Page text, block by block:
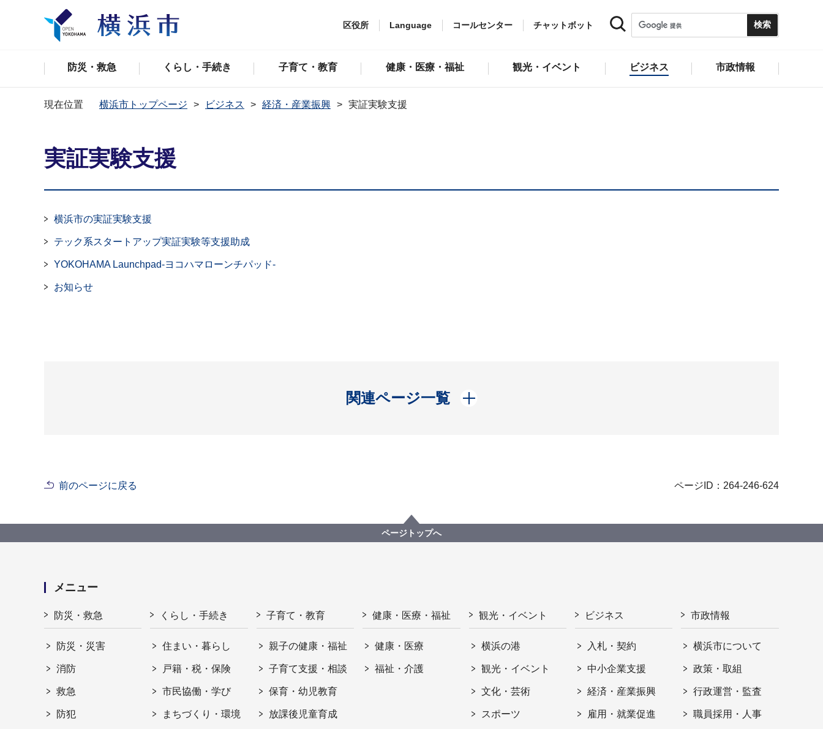
区役所 Language コールセンター チャットボット
防災・救急 くらし・手続き 子育て・教育 健康・医療・福祉 観光・イベント ビジネス 市政情報
現在位置 横浜市トップページ ビジネス 経済・産業振興 実証実験支援
実証実験支援
横浜市の実証実験支援
テック系スタートアップ実証実験等支援助成
YOKOHAMA Launchpad-ヨコハマローンチパッド-
お知らせ
関連ページ一覧
開く
前のページに戻る ページID：264-246-624
ページトップへ
メニュー
防災・救急
防災・災害
消防
救急
防犯
くらし・手続き
住まい・暮らし
戸籍・税・保険
市民協働・学び
まちづくり・環境
子育て・教育
親子の健康・福祉
子育て支援・相談
保育・幼児教育
放課後児童育成
健康・医療・福祉
健康・医療
福祉・介護
観光・イベント
横浜の港
観光・イベント
文化・芸術
スポーツ
ビジネス
入札・契約
中小企業支援
経済・産業振興
雇用・就業促進
市政情報
横浜市について
政策・取組
行政運営・監査
職員採用・人事